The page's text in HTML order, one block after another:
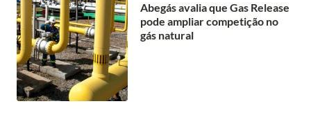
Abegás avalia que Gas Release
pode ampliar competição no
gás natural